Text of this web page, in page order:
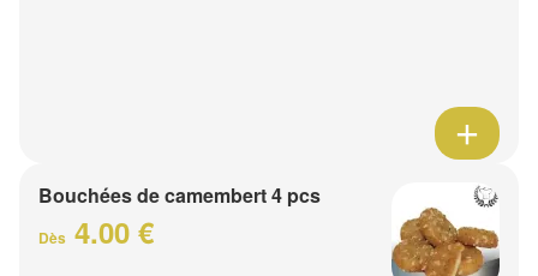
Bouchées de camembert 4 pcs
Dès 4.00 €